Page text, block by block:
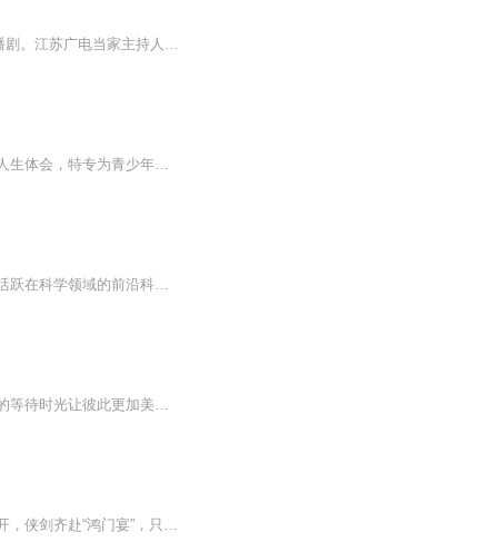
中信出版集团原创IP，非星凡&荟声巨制打造，幻想大王杨鹏奇幻新作《蝙蝠少年》系列广播剧。江苏广电当家主持人新媛倾情献声给大家带来不一样的广播剧体验
肖卫，国内著名心理励志图书作家，出版有多部畅销书。缘于作者因读书而改变命运的深刻人生体会，特专为青少年朋友创作本书，希望为广大青少年、家长和老师在对待“为谁读书”的问题上指明方向。畅销500000册，一本改变青少年人生命运的经典之作，持续14年...
国际化专业少儿创作团队创作，包括中国，美国，德国等国家的科学作家，著名图书作者，活跃在科学领域的前沿科学家、研究者。包含内容丰富，人，身体，宇宙，海洋，医学，创造，动物，植物等等。与众不同的内容等您们来听！
男主是理科天才，拥有远大抱负，为了她出国深造，女主是文科天才，静心等待男主，七年的等待时光让彼此更加美好！
飒飒风雨，江湖烟云，大宋江湖藏杀机，将门少年逢凶险，千百剑客出山林，桃源现，秘境开，侠剑齐赴“鸿门宴”，只为争得正道留人间。众侠铺下条条路，向前还需少年游。